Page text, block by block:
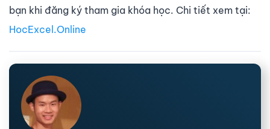
bạn khi đăng ký tham gia khóa học. Chi tiết xem tại:
HocExcel.Online